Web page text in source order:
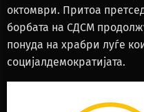
октомври. Притоа
борбата на СДСМ
понуда на храбри луѓе
социјалдемократијата.